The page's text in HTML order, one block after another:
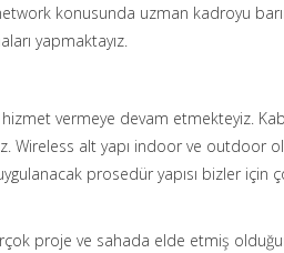
konusunda uzman kadroyu
yapmaktayız.
vermeye devam etmekteyiz.
Wireless alt yapı indoor ve outdoor
prosedür yapısı bizler için
proje ve sahada elde etmiş